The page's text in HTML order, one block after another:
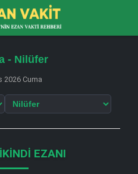
- Nilüfer
2026 Cuma
EZANI